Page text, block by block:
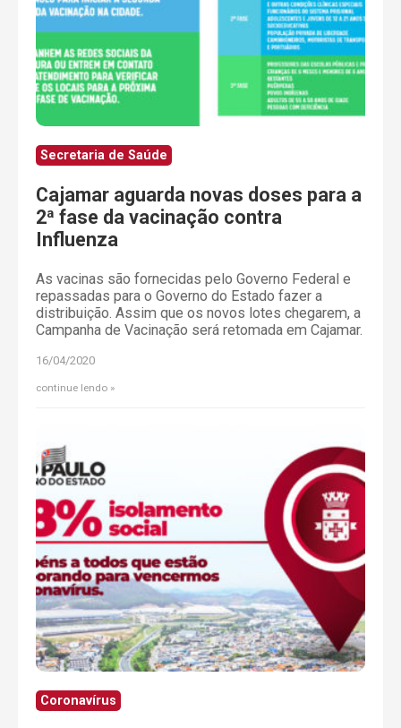
Secretaria de Saúde
Cajamar aguarda novas doses para a
2ª fase da vacinação contra
Influenza
As vacinas são fornecidas pelo Governo Federal e
repassadas para o Governo do Estado fazer a
distribuição. Assim que os novos lotes chegarem, a
Campanha de Vacinação será retomada em Cajamar.
16/04/2020
continue lendo
Coronavírus